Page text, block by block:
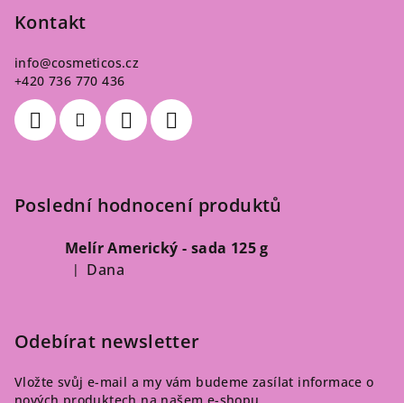
Kontakt
info@cosmeticos.cz
+420 736 770 436
Poslední hodnocení produktů
Melír Americký - sada 125 g
Hodnocení produktu je 5 z 5 hvězdiček.
| Dana
Odebírat newsletter
Vložte svůj e-mail a my vám budeme zasílat informace o